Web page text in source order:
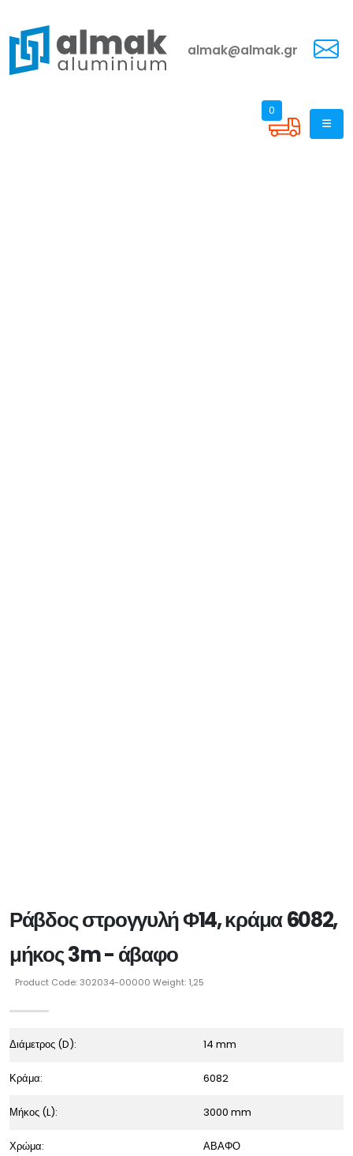
almak@almak.gr
0
Ράβδος στρογγυλή Φ14, κράμα 6082,
μήκος 3m - άβαφο
Product Code: 302034-00000 Weight: 1,25
Διάμετρος (D): 14 mm
Κράμα: 6082
Μήκος (L): 3000 mm
Χρώμα: ΑΒΑΦΟ